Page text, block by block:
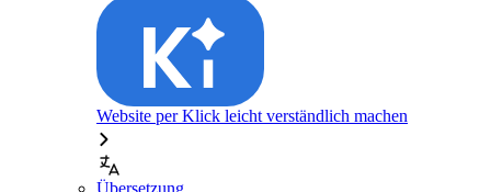
Website per Klick leicht verständlich machen
Übersetzung